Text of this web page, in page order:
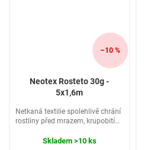
–10 %
Neotex Rosteto 30g -
5x1,6m
Netkaná textilie spolehlivě chrání
rostliny před mrazem, krupobitím,
Skladem >10 ks